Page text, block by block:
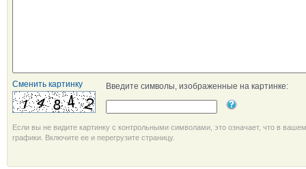
Сменить картинку Введите символы, изображенные на картинке:
Если вы не видите картинку с контрольными символами, это означает, что в
графики. Включите ее и перегрузите страницу.